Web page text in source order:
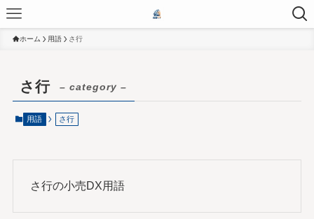
ホーム 用語 さ行
さ行 – category –
用語 さ行
さ行の小売DX用語